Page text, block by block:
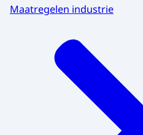
Maatregelen industrie